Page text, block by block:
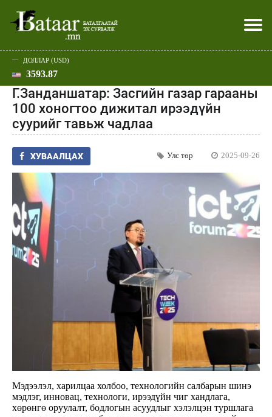
Эхлэл
Улс төр
Нийгэм
Эдийн засаг
Дэлхий
Спорт
Шар
Батаар юу хэлэв
Хэвлэл мэдээллээр
ДОЛЛАР (USD)
3593.87
Г.Занданшатар: Засгийн газар гарааны
100 хоногтоо дижитал ирээдүйн
суурийг тавьж чадлаа
ХУВААЛЦАХ Улс төр 2025-09-26
Мэдээлэл, харилцаа холбоо, технологийн салбарын шинэ
мэдлэг, инновац, технологи, ирээдүйн чиг хандлага,
хөрөнгө оруулалт, бодлогын асуудлыг хэлэлцэн туршлага